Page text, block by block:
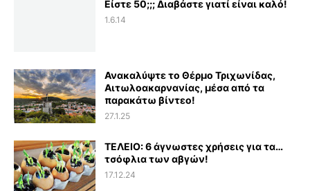
Είστε 50;;; Διαβάστε γιατί είναι καλό!
1.6.14
Ανακαλύψτε το Θέρμο Τριχωνίδας,
Αιτωλοακαρνανίας, μέσα από τα
παρακάτω βίντεο!
27.1.25
ΤΕΛΕΙΟ: 6 άγνωστες χρήσεις για τα…
τσόφλια των αβγών!
17.12.24